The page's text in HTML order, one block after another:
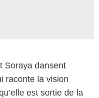
Soraya dansent
raconte la vision
est sortie de la